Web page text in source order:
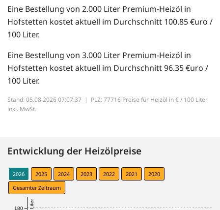
Eine Bestellung von 2.000 Liter Premium-Heizöl in
Hofstetten kostet aktuell im Durchschnitt 100.85 €uro /
100 Liter.
Eine Bestellung von 3.000 Liter Premium-Heizöl in
Hofstetten kostet aktuell im Durchschnitt 96.35 €uro /
100 Liter.
Stand: 05.08.2026 07:07:37 | PLZ: 77716 Preise für Heizöl in € / 100 Liter
inkl. MwSt.
Entwicklung der Heizölpreise
2026 2025 2024 2023 2022 2021
2020
Gesamter Zeitraum
180